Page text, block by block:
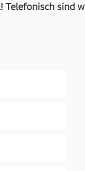
sind wir